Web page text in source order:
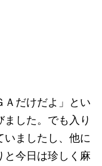
Ａだけだよ」とい
した。でも入り
いましたし、他に
と今日は珍しく麻